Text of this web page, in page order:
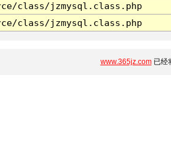
class/jzmysql.class.php
class/jzmysql.class.php
www.365jz.com已经